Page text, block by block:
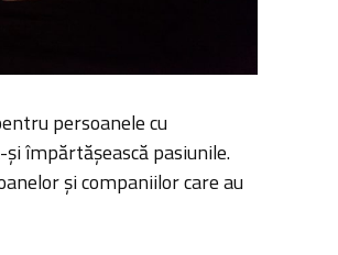
persoanele cu
împărtășească pasiunile.
și companiilor care au